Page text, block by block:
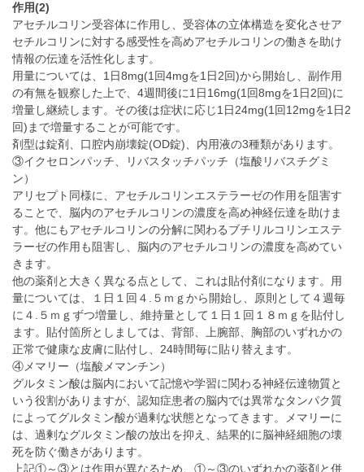
作用(2)
アセチルコリン受容体に作用し、受容体の立体構造を変化させア
セチルコリンに対する感受性を高めアセチルコリンの働きを助け
情報の伝達を活性化します。
用量については、1日8mg(1回4mgを1日2回)から開始し、副作用
の有無を観察した上で、4週間後に1日16mg(1回8mgを1日2回)に
増量し継続します。その後は症状に応じ1日24mg(1回12mgを1日2
回)まで増量することが可能です。
剤型は錠剤、口腔内崩壊錠(OD錠)、内用液の3種類があります。
③イクセロンパッチ、リバスタッチパッチ（塩酸リバスチグミ
ン）
アリセプト同様に、アセチルコリンエステラーゼの作用を阻害す
ることで、脳内のアセチルコリンの濃度を高め神経伝達を助けま
す。他にもアセチルコリンの分解に関わるブチリルコリンエステ
ラーゼの作用も阻害し、脳内のアセチルコリンの濃度を高めてい
きます。
他の薬剤と大きく異なる点として、これは貼付剤になります。用
量については、１日１回４.５ｍｇから開始し、原則として４週毎
に４.５ｍｇずつ増量し、維持量として１日１回１８ｍｇを貼付し
ます。貼付箇所としましては、背部、上腕部、胸部のいずれかの
正常で健康な皮膚に貼付し、24時間毎に貼り替えます。
④メマリー（塩酸メマンチン）
グルタミン酸は脳内において記憶や学習に関わる神経伝達物質と
いう役割がありますが、認知症患者の脳内では異常なタンパク質
によってグルタミン酸が過剰な状態となってきます。メマリーに
は、過剰なグルタミン酸の放出を抑え、結果的に脳神経細胞の壊
死を防ぐ働きがあります。
上記①～③とは作用が異なるため、①～③のいずれかの薬剤と併